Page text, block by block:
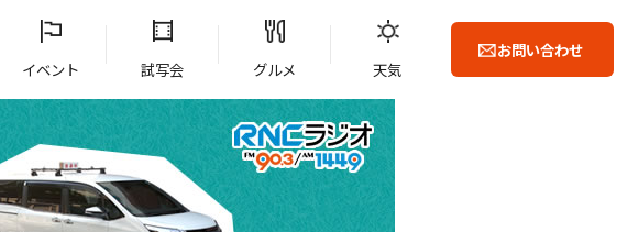
イベント 試写会 グルメ 天気
お問い合わせ